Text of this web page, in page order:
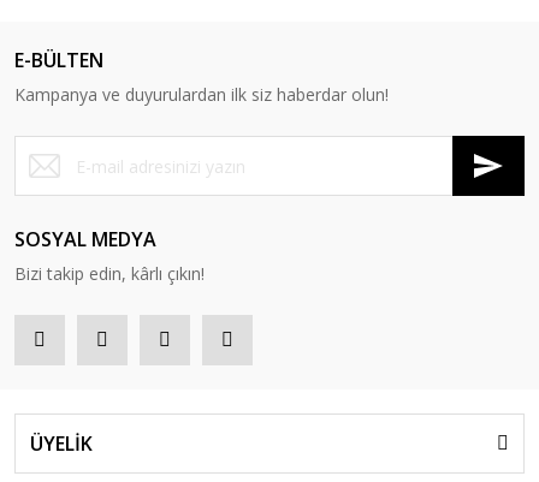
E-BÜLTEN
Kampanya ve duyurulardan ilk siz haberdar olun!
SOSYAL MEDYA
Bizi takip edin, kârlı çıkın!
ÜYELİK